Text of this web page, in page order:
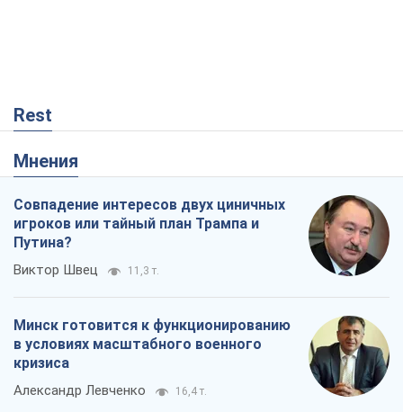
Rest
Мнения
Совпадение интересов двух циничных
игроков или тайный план Трампа и
Путина?
Виктор Швец 11,3 т.
Минск готовится к функционированию
в условиях масштабного военного
кризиса
Александр Левченко 16,4 т.